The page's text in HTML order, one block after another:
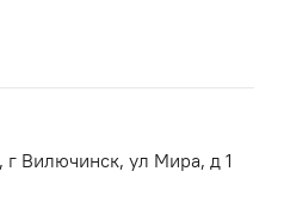
г Вилючинск, ул Мира, д 1